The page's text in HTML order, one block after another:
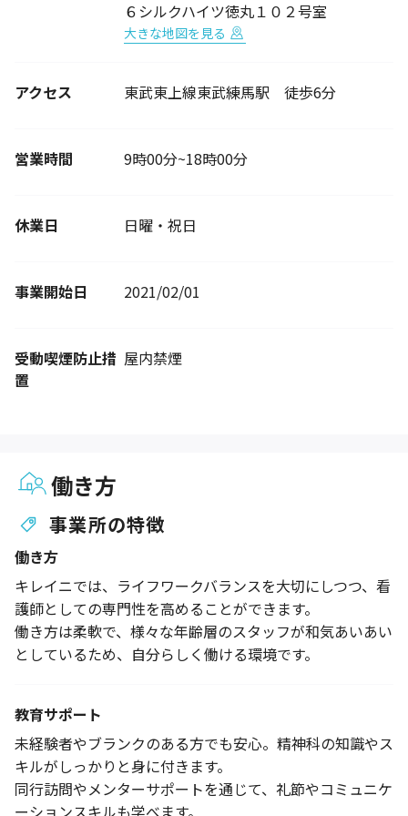
６シルクハイツ徳丸１０２号室
大きな地図を見る
アクセス 東武東上線東武練馬駅 徒歩6分
営業時間 9時00分~18時00分
休業日 日曜・祝日
事業開始日 2021/02/01
受動喫煙防止措
置
屋内禁煙
働き方
事業所の特徴
働き方
キレイニでは、ライフワークバランスを大切にしつつ、看
護師としての専門性を高めることができます。
働き方は柔軟で、様々な年齢層のスタッフが和気あいあい
としているため、自分らしく働ける環境です。
教育サポート
未経験者やブランクのある方でも安心。精神科の知識やス
キルがしっかりと身に付きます。
同行訪問やメンターサポートを通じて、礼節やコミュニケ
ーションスキルも学べます。